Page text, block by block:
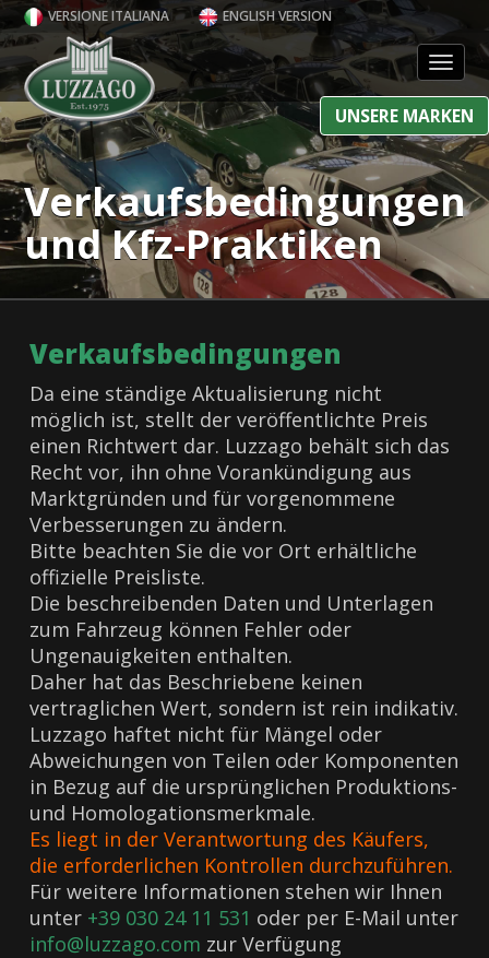
VERSIONE ITALIANA ENGLISH VERSION
UNSERE MARKEN
Verkaufsbedingungen
und Kfz-Praktiken
Verkaufsbedingungen
Da eine ständige Aktualisierung nicht
möglich ist, stellt der veröffentlichte Preis
einen Richtwert dar. Luzzago behält sich das
Recht vor, ihn ohne Vorankündigung aus
Marktgründen und für vorgenommene
Verbesserungen zu ändern.
Bitte beachten Sie die vor Ort erhältliche
offizielle Preisliste.
Die beschreibenden Daten und Unterlagen
zum Fahrzeug können Fehler oder
Ungenauigkeiten enthalten.
Daher hat das Beschriebene keinen
vertraglichen Wert, sondern ist rein indikativ.
Luzzago haftet nicht für Mängel oder
Abweichungen von Teilen oder Komponenten
in Bezug auf die ursprünglichen Produktions-
und Homologationsmerkmale.
Es liegt in der Verantwortung des Käufers,
die erforderlichen Kontrollen durchzuführen.
Für weitere Informationen stehen wir Ihnen
unter +39 030 24 11 531 oder per E-Mail unter
info@luzzago.com zur Verfügung